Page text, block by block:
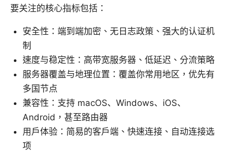
要关注的核心指标包括：
安全性：端到端加密、无日志政策、强大的认证机
制
速度与稳定性：高带宽服务器、低延迟、分流策略
服务器覆盖与地理位置：覆盖你常用地区，优先有
多国节点
兼容性：支持 macOS、Windows、iOS、
Android，甚至路由器
用户体验：简易的客户端、快速连接、自动连接选
项